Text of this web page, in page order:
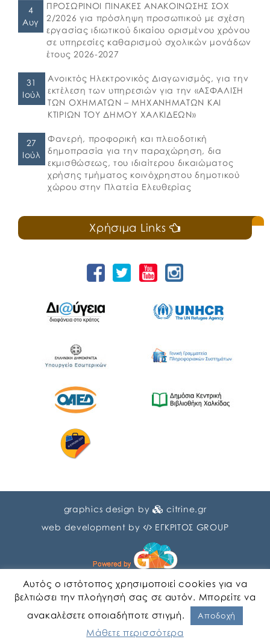
4
Αυγ
ΠΡΟΣΩΡΙΝΟΙ ΠΙΝΑΚΕΣ ΑΝΑΚΟΙΝΩΣΗΣ ΣΟΧ
2/2026 για πρόσληψη προσωπικού με σχέση
εργασίας ιδιωτικού δικαίου ορισμένου χρόνου
σε υπηρεσίες καθαρισμού σχολικών μονάδων
έτους 2026-2027
31
Ιούλ
Ανοικτός Ηλεκτρονικός Διαγωνισμός, για την
εκτέλεση των υπηρεσιών για την «ΑΣΦΑΛΙΣΗ
ΤΩΝ ΟΧΗΜΑΤΩΝ – ΜΗΧΑΝΗΜΑΤΩΝ ΚΑΙ
ΚΤΙΡΙΩΝ ΤΟΥ ΔΗΜΟΥ ΧΑΛΚΙΔΕΩΝ»
27
Ιούλ
Φανερή, προφορική και πλειοδοτική
δημοπρασία για την παραχώρηση, δια
εκμισθώσεως, του ιδιαίτερου δικαιώματος
χρήσης τμήματος κοινόχρηστου δημοτικού
χώρου στην Πλατεία Ελευθερίας
Χρήσιμα Links
graphics design by
citrine.gr
web development by
ΕΓΚΡΙΤΟΣ GROUP
Αυτός ο ιστότοπος χρησιμοποιεί cookies για να
βελτιώσει την πλοήγησή σας σε αυτόν. Μπορείτε να
ανακαλέσετε οποιαδήποτε στιγμή.
Αποδοχή
Μάθετε περισσότερα
Αγγλικα Ελληνικα